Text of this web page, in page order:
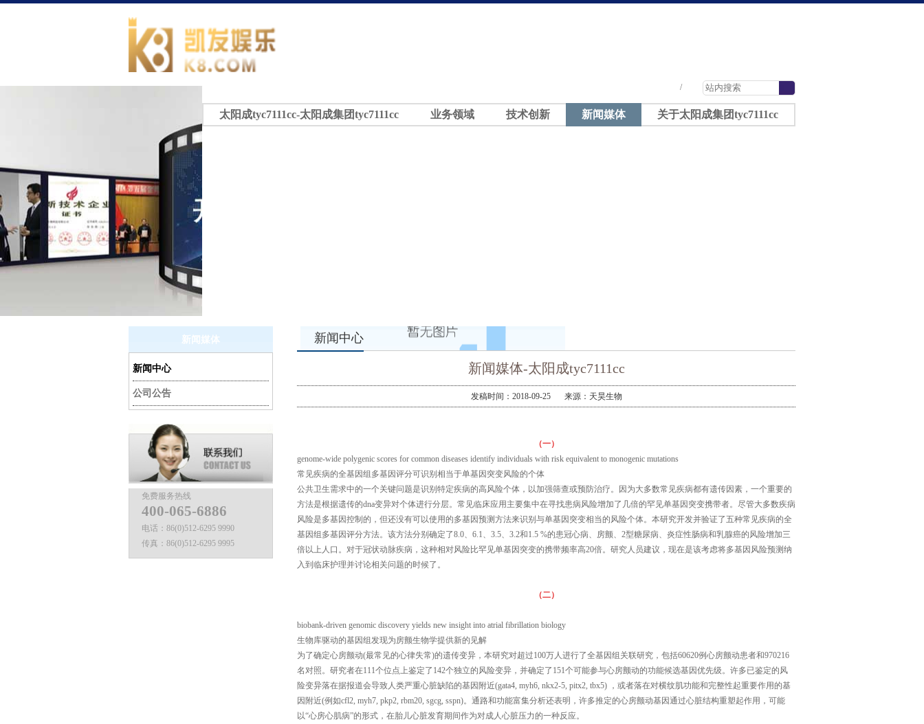
/
太阳成tyc7111cc-太阳成集团tyc7111cc 业务领域 技术创新 新闻媒体 关于太阳成集团tyc7111cc
新闻媒体
新闻中心
公司公告
免费服务热线
400-065-6886
电话： 86(0)512-6295 9990
传真： 86(0)512-6295 9995
新闻中心
新闻媒体-太阳成tyc7111cc
发稿时间：2018-09-25 来源：天昊生物
（一）
genome-wide polygenic scores for common diseases identify individuals with risk equivalent to monogenic mutations
常见疾病的全基因组多基因评分可识别相当于单基因突变风险的个体
公共卫生需求中的一个关键问题是识别特定疾病的高风险个体，以加强筛查或预防治疗。因为大多数常见疾病都有遗传因素，一个重要的
方法是根据遗传的dna变异对个体进行分层。常见临床应用主要集中在寻找患病风险增加了几倍的罕见单基因突变携带者。尽管大多数疾病
风险是多基因控制的，但还没有可以使用的多基因预测方法来识别与单基因突变相当的风险个体。本研究开发并验证了五种常见疾病的全
基因组多基因评分方法。该方法分别确定了8.0、6.1、3.5、3.2和1.5 %的患冠心病、房颤、2型糖尿病、炎症性肠病和乳腺癌的风险增加三
倍以上人口。对于冠状动脉疾病，这种相对风险比罕见单基因突变的携带频率高20倍。研究人员建议，现在是该考虑将多基因风险预测纳
入到临床护理并讨论相关问题的时候了。
（二）
biobank-driven genomic discovery yields new insight into atrial fibrillation biology
生物库驱动的基因组发现为房颤生物学提供新的见解
为了确定心房颤动(最常见的心律失常)的遗传变异，本研究对超过100万人进行了全基因组关联研究，包括60620例心房颤动患者和970216
名对照。研究者在111个位点上鉴定了142个独立的风险变异，并确定了151个可能参与心房颤动的功能候选基因优先级。许多已鉴定的风
险变异落在据报道会导致人类严重心脏缺陷的基因附近(gata4, myh6, nkx2-5, pitx2, tbx5) ，或者落在对横纹肌功能和完整性起重要作用的基
因附近(例如cfl2, myh7, pkp2, rbm20, sgcg, sspn)。通路和功能富集分析还表明，许多推定的心房颤动基因通过心脏结构重塑起作用，可能
以“心房心肌病”的形式，在胎儿心脏发育期间作为对成人心脏压力的一种反应。